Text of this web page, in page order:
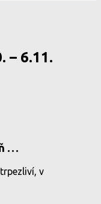
– 6.11.
…
v